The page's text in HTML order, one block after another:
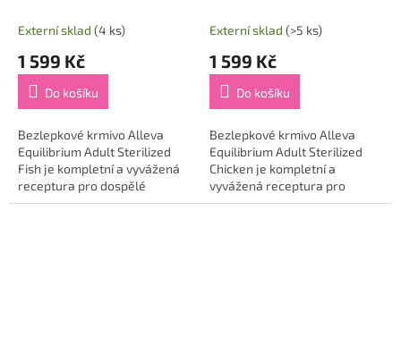
Externí sklad (4 ks)
1 599 Kč
Do košíku
Bezlepkové krmivo Alleva
Equilibrium Adult Sterilized
Fish je kompletní a vyvážená
receptura pro dospělé
kastrované kočky a kočky žijící
Externí sklad (>5 ks)
1 599 Kč
Do košíku
Bezlepkové krmivo Alleva
Equilibrium Adult Sterilized
Chicken je kompletní a
vyvážená receptura pro
dospělé kastrované kočky a